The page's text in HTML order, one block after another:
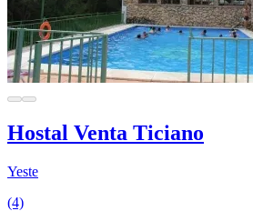
Hostal Venta Ticiano
Yeste
(4)